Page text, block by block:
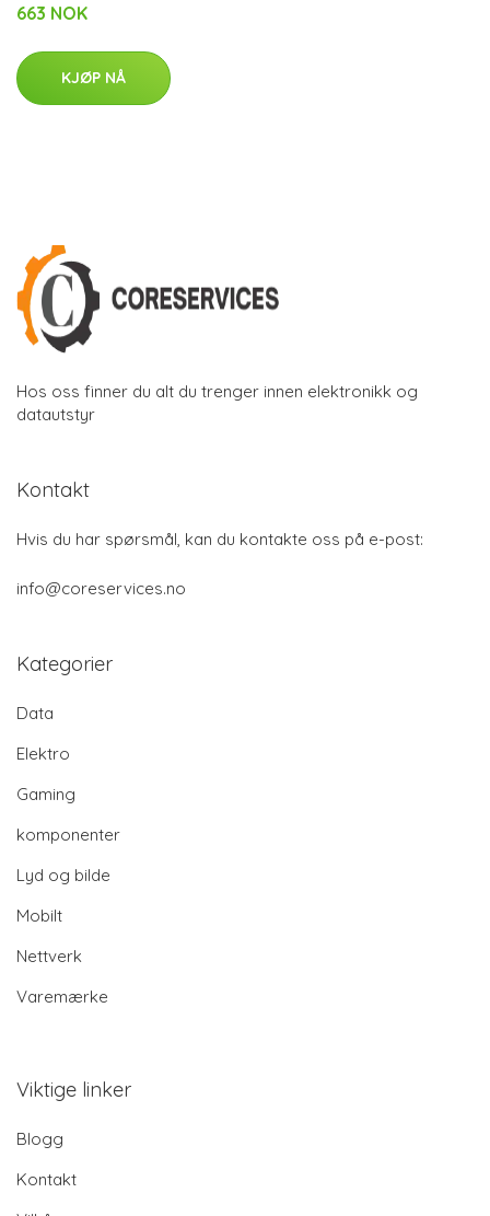
663 NOK
KJØP NÅ
Hos oss finner du alt du trenger innen elektronikk og
datautstyr
Kontakt
Hvis du har spørsmål, kan du kontakte oss på e-post:
info@coreservices.no
Kategorier
Data
Elektro
Gaming
komponenter
Lyd og bilde
Mobilt
Nettverk
Varemærke
Viktige linker
Blogg
Kontakt